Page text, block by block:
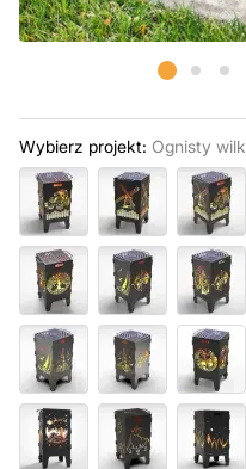
Wybierz projekt: Ognisty wilk